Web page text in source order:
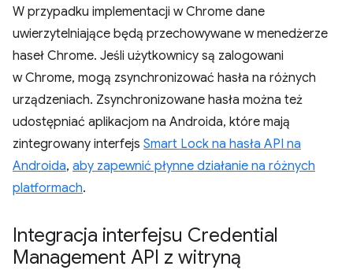
W przypadku implementacji w Chrome dane
uwierzytelniające będą przechowywane w menedżerze
haseł Chrome. Jeśli użytkownicy są zalogowani
w Chrome, mogą zsynchronizować hasła na różnych
urządzeniach. Zsynchronizowane hasła można też
udostępniać aplikacjom na Androida, które mają
zintegrowany interfejs Smart Lock na hasła API na
Androida, aby zapewnić płynne działanie na różnych
platformach.
Integracja interfejsu Credential
Management API z witryną